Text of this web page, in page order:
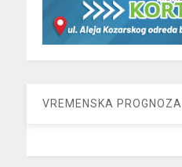
VREMENSKA PROGNOZA